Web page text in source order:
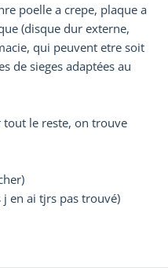
poelle a crepe, plaque a
(disque dur externe,
qui peuvent etre soit
de sieges adaptées au
tout le reste, on trouve
en ai tjrs pas trouvé)